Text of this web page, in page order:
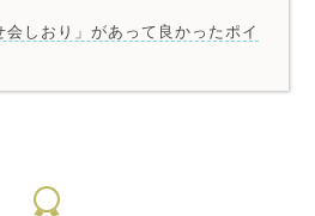
しおり」があって良かったポイ